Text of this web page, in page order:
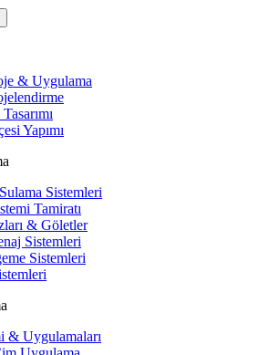
& Uygulama
Yapımı
Sistemleri
Tamiratı
& Göletler
Sistemleri
Sistemleri
& Uygulamaları